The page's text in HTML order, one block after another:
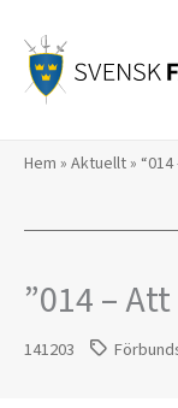
innehåll
Hem » Aktuellt»
”014 –
141203